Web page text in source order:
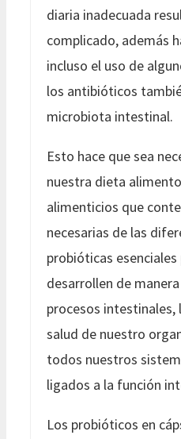
diaria inadecuada
complicado, además
incluso el uso de
los antibióticos
microbiota intestinal.
Esto hace que sea
nuestra dieta
alimenticios que
necesarias de las
probióticas esenciales
desarrollen de
procesos intestinales,
salud de nuestro
todos nuestros
ligados a la función
Los probióticos en